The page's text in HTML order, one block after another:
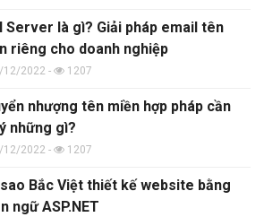
Server là gì? Giải pháp email tên
riêng cho doanh nghiệp
2022 - 1207
nhượng tên miền hợp pháp cần
những gì?
2022 - 1207
Bắc Việt thiết kế website bằng
ngữ ASP.NET